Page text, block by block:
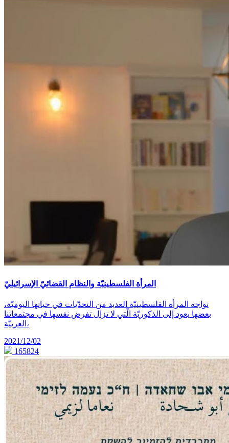
المرأة الفلسطينيّة والنظام القضائيّ الإسرائيليّ
تواجه المرأة الفلسطينيّة العديد من التحدّيات في حياتها اليوميّة،
بعضها يعود إلى الذكوريّة الّتي لا تزال تفرض نفسها في مجتمعاتنا
العربيّة،
2021/12/02
165824